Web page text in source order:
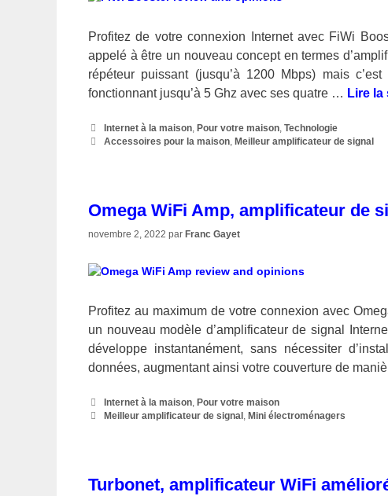
Profitez de votre connexion Internet avec FiWi
appelé à être un nouveau concept en termes
répéteur puissant (jusqu’à 1200 Mbps) mais
fonctionnant jusqu’à 5 Ghz avec ses quatre … Lire la
Catégories
Internet à la maison ,Pour votre maison ,Technologie
Étiquettes
Accessoires pour la maison ,Meilleur amplificateur de signal
Omega WiFi Amp, amplificateur de
novembre 2, 2022 par Franc Gayet
Profitez au maximum de votre connexion avec
un nouveau modèle d’amplificateur de signal
développe instantanément, sans nécessiter
données, augmentant ainsi votre couverture de
Catégories
Internet à la maison ,Pour votre maison
Étiquettes
Meilleur amplificateur de signal ,Mini électroménagers
Turbonet, amplificateur WiFi